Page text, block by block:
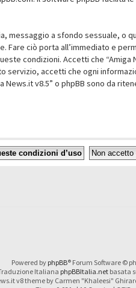
messaggio a sfondo sessuale,
Fare ciò porta all’immediato e
condizioni. Accetti che
accetti che ogni
News.it v8.5” o phpBB sono da
Powered by phpBB® Forum Software ©
Italiana phpBBItalia.netbasata
v8 theme by Carmen "Khaleesi"